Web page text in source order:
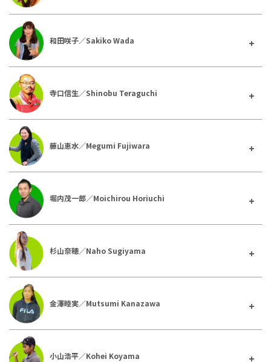
和田咲子／Sakiko Wada
寺口信生／Shinobu Teraguchi
藤山恵水／Megumi Fujiwara
堀内茂一郎／Moichirou Horiuchi
杉山奈穂／Naho Sugiyama
金澤睦実／Mutsumi Kanazawa
小山浩平／Kohei Koyama